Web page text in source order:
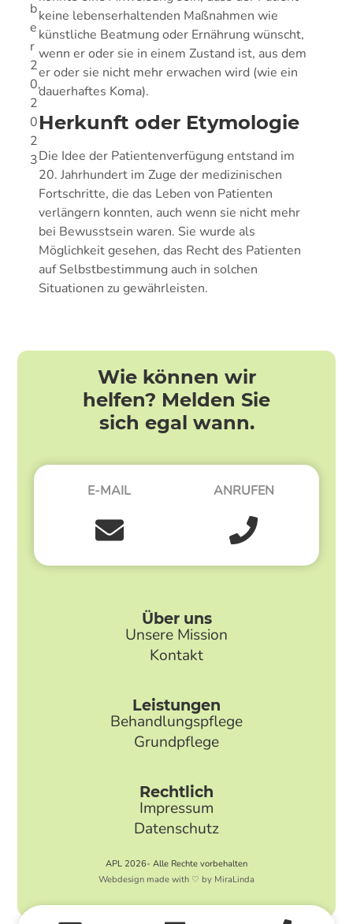
b
e
r
2
0,
2
0
2
3
keine lebenserhaltenden Maßnahmen wie
künstliche Beatmung oder Ernährung wünscht,
wenn er oder sie in einem Zustand ist, aus dem
er oder sie nicht mehr erwachen wird (wie ein
dauerhaftes Koma).
Herkunft oder Etymologie
Die Idee der Patientenverfügung entstand im
20. Jahrhundert im Zuge der medizinischen
Fortschritte, die das Leben von Patienten
verlängern konnten, auch wenn sie nicht mehr
bei Bewusstsein waren. Sie wurde als
Möglichkeit gesehen, das Recht des Patienten
auf Selbstbestimmung auch in solchen
Situationen zu gewährleisten.
Wie können wir
helfen? Melden Sie
sich egal wann.
E-MAIL ANRUFEN
Über uns
Unsere Mission
Kontakt
Leistungen
Behandlungspflege
Grundpflege
Rechtlich
Impressum
Datenschutz
APL 2026- Alle Rechte vorbehalten
Webdesign made with ♡ by MiraLinda